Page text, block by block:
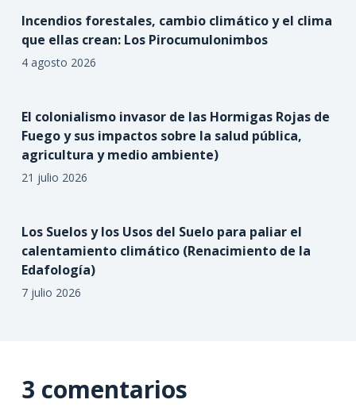
Incendios forestales, cambio climático y el clima
que ellas crean: Los Pirocumulonimbos
4 agosto 2026
El colonialismo invasor de las Hormigas Rojas de
Fuego y sus impactos sobre la salud pública,
agricultura y medio ambiente)
21 julio 2026
Los Suelos y los Usos del Suelo para paliar el
calentamiento climático (Renacimiento de la
Edafología)
7 julio 2026
3 comentarios